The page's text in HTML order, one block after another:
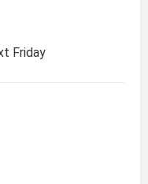
Friday